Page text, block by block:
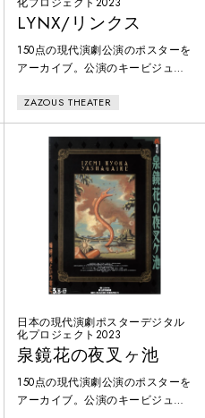
LYNX/リンクス
150点の現代演劇公演のポスターを
アーカイブ。公演のキービジュア
年代から80年代を中心に、紙で現
存するポスターをデジタル化。ポ
スターのセレクションは、1960年
代以降の舞台芸術系のポスターを
収集・保存、これまでも研究や
数々の展覧会に協力する等、演劇
公演のポスターに造詣が深い、ポ
スターハリス・カンパニー社代表
の笹目浩之氏が担当。
ZAZOUS THEATER
日本の現代演劇ポスターデジタル
化プロジェクト2023
泉鏡花の夜叉ヶ池
150点の現代演劇公演のポスターを
アーカイブ。公演のキービジュア